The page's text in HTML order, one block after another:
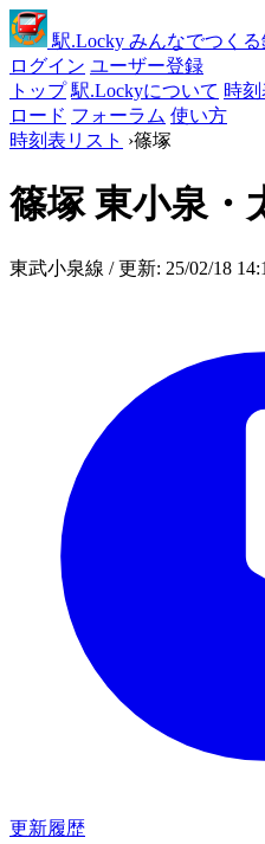
駅.Locky みんなでつく
ログイン ユーザー登録
トップ 駅.Lockyについて 時刻
ロード フォーラム 使い方
時刻表リスト ›篠塚
篠塚東小泉・
東武小泉線 / 更新: 25/02/18
更新履歴